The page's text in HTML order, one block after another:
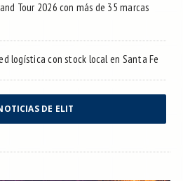
Tour 2026 con más de 35 marcas
logística con stock local en Santa Fe
DE ELIT